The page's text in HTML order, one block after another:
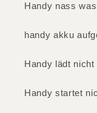
Handy nass
handy akku
Handy lädt nicht
Handy startet